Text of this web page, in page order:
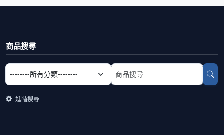
商品搜尋
選擇商品分類
搜尋商品關鍵字
進階搜尋